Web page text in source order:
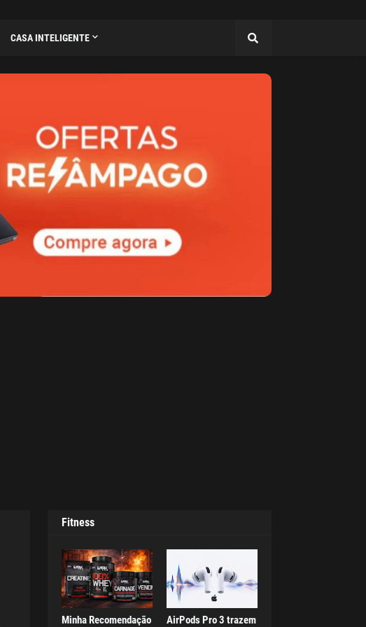
CASA INTELIGENTE
Fitness
Minha Recomendação
AirPods Pro 3 trazem